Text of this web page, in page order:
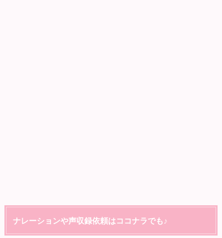
ナレーションや声収録依頼はココナラでも♪